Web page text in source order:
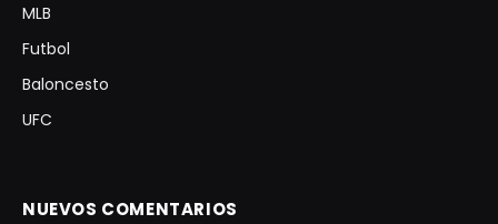
MLB
Futbol
Baloncesto
UFC
NUEVOS COMENTARIOS